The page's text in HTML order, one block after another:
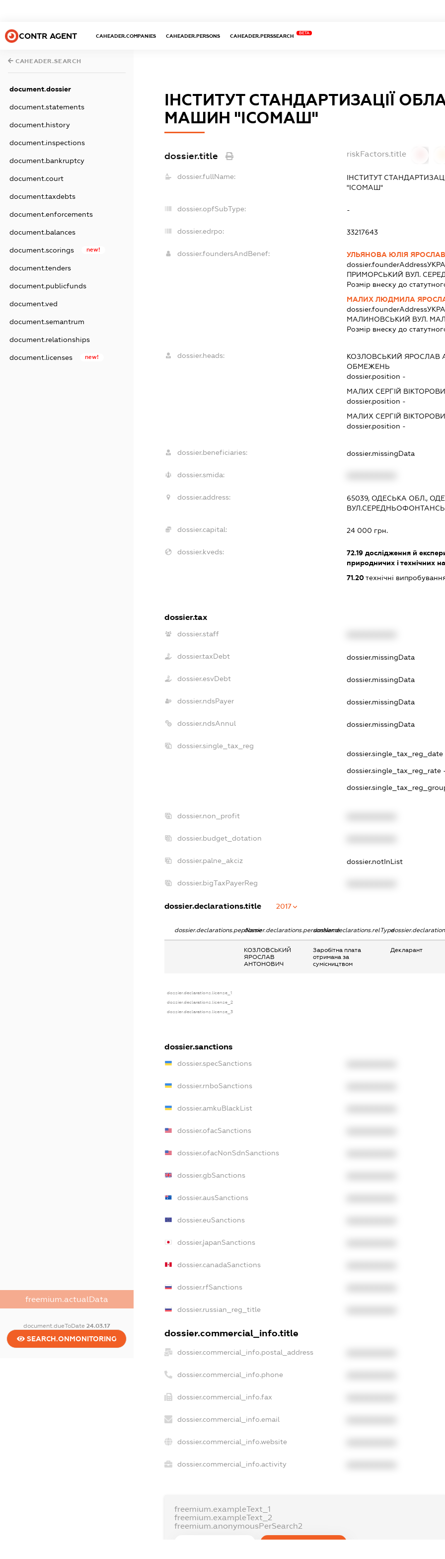
CONTR AGENT CAHEADER.COMPANIES CAHEADER.PERSONS CAHEADER.PERSSEARCH
BETA
CAHEADER.SEARCH
document.dossier
document.statements
document.history
document.inspections
document.bankruptcy
document.court
document.taxdebts
document.enforcements
document.balances
document.scorings new!
document.tenders
document.publicfunds
document.ved
document.semantrum
document.relationships
document.licenses new!
freemium.actualData
document.dueToDate 24.03.17
SEARCH.ONMONITORING
ІНСТИТУТ СТАНДАРТИЗАЦІЇ
МАШИН "ІСОМАШ"
dossier.title riskFactors.title
dossier.fullName:
ІНСТИТУТ
"ІСОМАШ"
dossier.opfSubType: -
dossier.edrpo: 33217643
dossier.foundersAndBenef:
УЛЬЯНОВА ЮЛІЯ
dossier.founderAddress
ПРИМОРСЬКИЙ ВУЛ.
Розмір внеску до
МАЛИХ ЛЮДМИЛА
dossier.founderAddress
МАЛИНОВСЬКИЙ ВУЛ.
Розмір внеску до
dossier.heads: КОЗЛОВСЬКИЙ ЯРОСЛАВ
ОБМЕЖЕНЬ
dossier.position -
МАЛИХ СЕРГІЙ
dossier.position -
МАЛИХ СЕРГІЙ
dossier.position -
dossier.beneficiaries: dossier.missingData
dossier.smida:
dossier.address:
65039, ОДЕСЬКА ОБЛ.,
dossier.capital: 24 000 грн.
dossier.kveds: 72.19 дослідження й
природничих і технічних
71.20технічні
dossier.tax
dossier.staff
dossier.taxDebt dossier.missingData
dossier.esvDebt dossier.missingData
dossier.ndsPayer dossier.missingData
dossier.ndsAnnul dossier.missingData
dossier.single_tax_reg
dossier.single_tax_reg_date
dossier.single_tax_reg_rate
dossier.non_profit
dossier.budget_dotation
dossier.palne_akciz dossier.notInList
dossier.bigTaxPayerReg
dossier.declarations.title 2017
dossier.declarations.pepNamedossier.declarations.personNamedossier.declarations.relType
КОЗЛОВСЬКИЙ
ЯРОСЛАВ
АНТОНОВИЧ
Заробітна плата
отримана за
сумісництвом
Декларант
dossier.declarations.license_1
dossier.declarations.license_2
dossier.declarations.license_3
dossier.sanctions
dossier.specSanctions
dossier.rnboSanctions
dossier.amkuBlackList
dossier.ofacSanctions
dossier.ofacNonSdnSanctions
dossier.gbSanctions
dossier.ausSanctions
dossier.euSanctions
dossier.japanSanctions
dossier.canadaSanctions
dossier.rfSanctions
dossier.russian_reg_title
dossier.commercial_info.title
dossier.commercial_info.postal_address
dossier.commercial_info.phone
dossier.commercial_info.fax
dossier.commercial_info.email
dossier.commercial_info.website
dossier.commercial_info.activity
freemium.exampleText_1
freemium.exampleText_2
freemium.anonymousPerSearch2